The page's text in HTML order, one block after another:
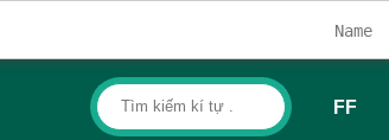
FF